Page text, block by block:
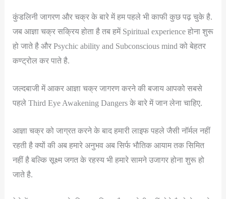
कुंडलिनी जागरण और चक्र के बारे में हम पहले भी काफी कुछ पढ़ चुके है.
जब आज्ञा चक्र सक्रिय होता है तब हमें Spiritual experience होना शुरू
हो जाते है और Psychic ability and Subconscious mind को बेहतर
कण्ट्रोल कर पाते है.
जल्दबाजी में आकर आज्ञा चक्र जागरण करने की बजाय आपको सबसे
पहले Third Eye Awakening Dangers के बारे में जान लेना चाहिए.
आज्ञा चक्र को जाग्रत करने के बाद हमारी लाइफ पहले जैसी नॉर्मल नहीं
रहती है क्यों की अब हमारे अनुभव अब सिर्फ भौतिक आयाम तक सिमित
नहीं है बल्कि सूक्ष्म जगत के रहस्य भी हमारे सामने उजागर होना शुरू हो
जाते है.